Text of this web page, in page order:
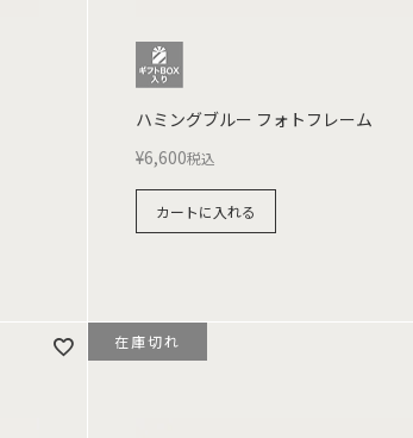
ハミングブルー フォトフレーム
¥6,600税込
カートに入れる
在庫切れ